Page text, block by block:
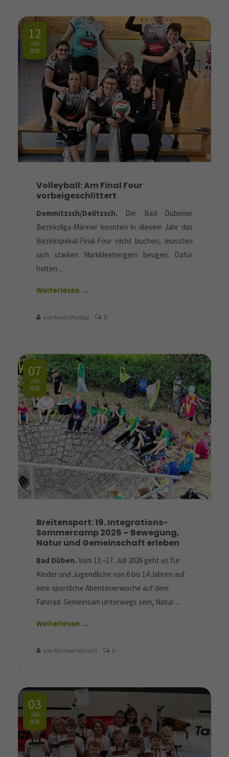
12
JAN
2026
Volleyball: Am Final Four
vorbeigeschlittert
Dommitzsch/Delitzsch. Die Bad Dübener
Bezirksliga-Männer konnten in diesem Jahr das
Bezirkspokal-Final-Four nicht buchen, mussten
sich starken Markkleebergern beugen. Dafür
holten ...
Weiterlesen …
von Kevin Phillipp 0
07
JAN
2026
Breitensport: 19. Integrations-
Sommercamp 2026 – Bewegung,
Natur und Gemeinschaft erleben
Bad Düben. Vom 13.–17. Juli 2026 geht es für
Kinder und Jugendliche von 6 bis 14 Jahren auf
eine sportliche Abenteuerwoche auf dem
Fahrrad. Gemeinsam unterwegs sein, Natur ...
Weiterlesen …
von Michael Wünsch 0
03
JAN
2026